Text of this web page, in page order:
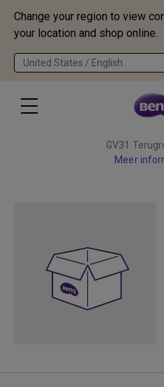
Change your region to view
your location and shop online.
United States / English
GV31
Meer